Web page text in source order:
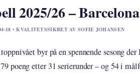
2025/26 –
18 • KVALITETSSIKRET AV SOFIE JOHANSEN
byr på en spennende sesong
poeng etter 31 serierunder – og 54 i